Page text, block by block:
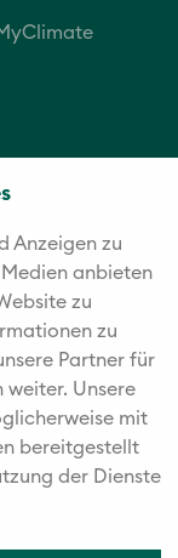
Anzeigen zu
anbieten
zu
zu
Partner für
weiter. Unsere
mit
bereitgestellt
der Dienste
Reisen Gruppe